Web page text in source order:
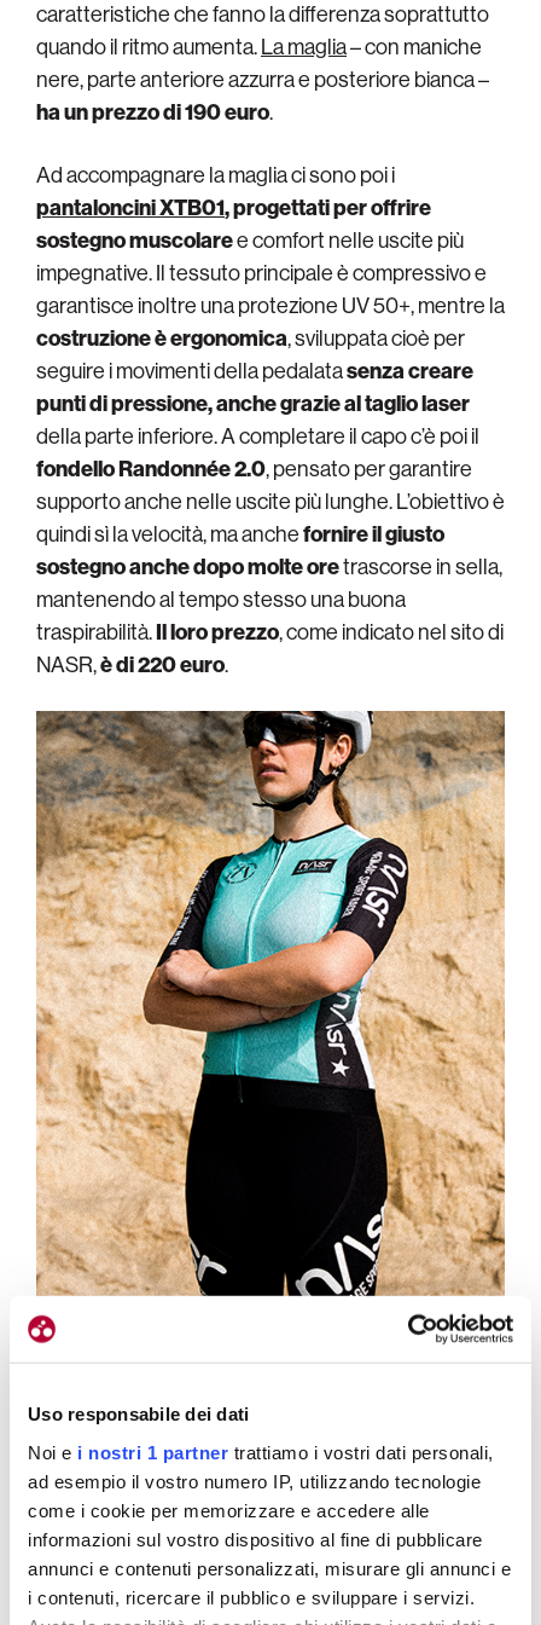
Uso responsabile dei dati
Noi e i nostri 1 partner trattiamo i vostri dati personali,
ad esempio il vostro numero IP, utilizzando tecnologie
come i cookie per memorizzare e accedere alle
informazioni sul vostro dispositivo al fine di pubblicare
annunci e contenuti personalizzati, misurare gli annunci e
i contenuti, ricercare il pubblico e sviluppare i servizi.
caratteristiche che fanno la differenza soprattutto
quando il ritmo aumenta.La maglia– con maniche
nere, parte anteriore azzurra e posteriore bianca –
ha un prezzo di 190 euro.
Ad accompagnare la maglia ci sono poi i
pantaloncini XTB01, progettati per offrire
sostegno muscolaree comfort nelle uscite più
impegnative. Il tessuto principale è compressivo e
garantisce inoltre una protezione UV 50+, mentre la
costruzione è ergonomica, sviluppata cioè per
seguire i movimenti della pedalatasenza creare
punti di pressione, anche grazie al taglio laser
della parte inferiore. A completare il capo c’è poi il
fondello Randonnée 2.0, pensato per garantire
supporto anche nelle uscite più lunghe. L’obiettivo è
quindi sì la velocità, ma anchefornire il giusto
sostegno anche dopo molte oretrascorse in sella,
mantenendo al tempo stesso una buona
traspirabilità.Il loro prezzo, come indicato nel sito di
NASR,è di 220 euro.
Body XTB04
Il capo che rappresenta meglio la filosofia di